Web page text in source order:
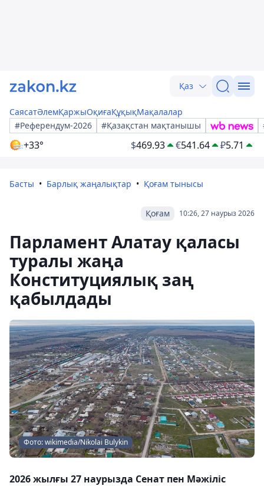
Қаз
СаясатӘлемҚаржыОқиғаҚұқықМақалалар
#Референдум-2026
#Қазақстан мақтанышы
+33° $469.93 €541.64 ₽5.71
Басты Барлық жаңалықтар Қоғам тынысы
10:26, 27 наурыз 2026
Қоғам
Парламент Алатау қаласы
туралы жаңа
Конституциялық заң
қабылдады
Фото: wikimedia/Nikolai Bulykin
2026 жылғы 27 наурызда Сенат пен Мәжіліс